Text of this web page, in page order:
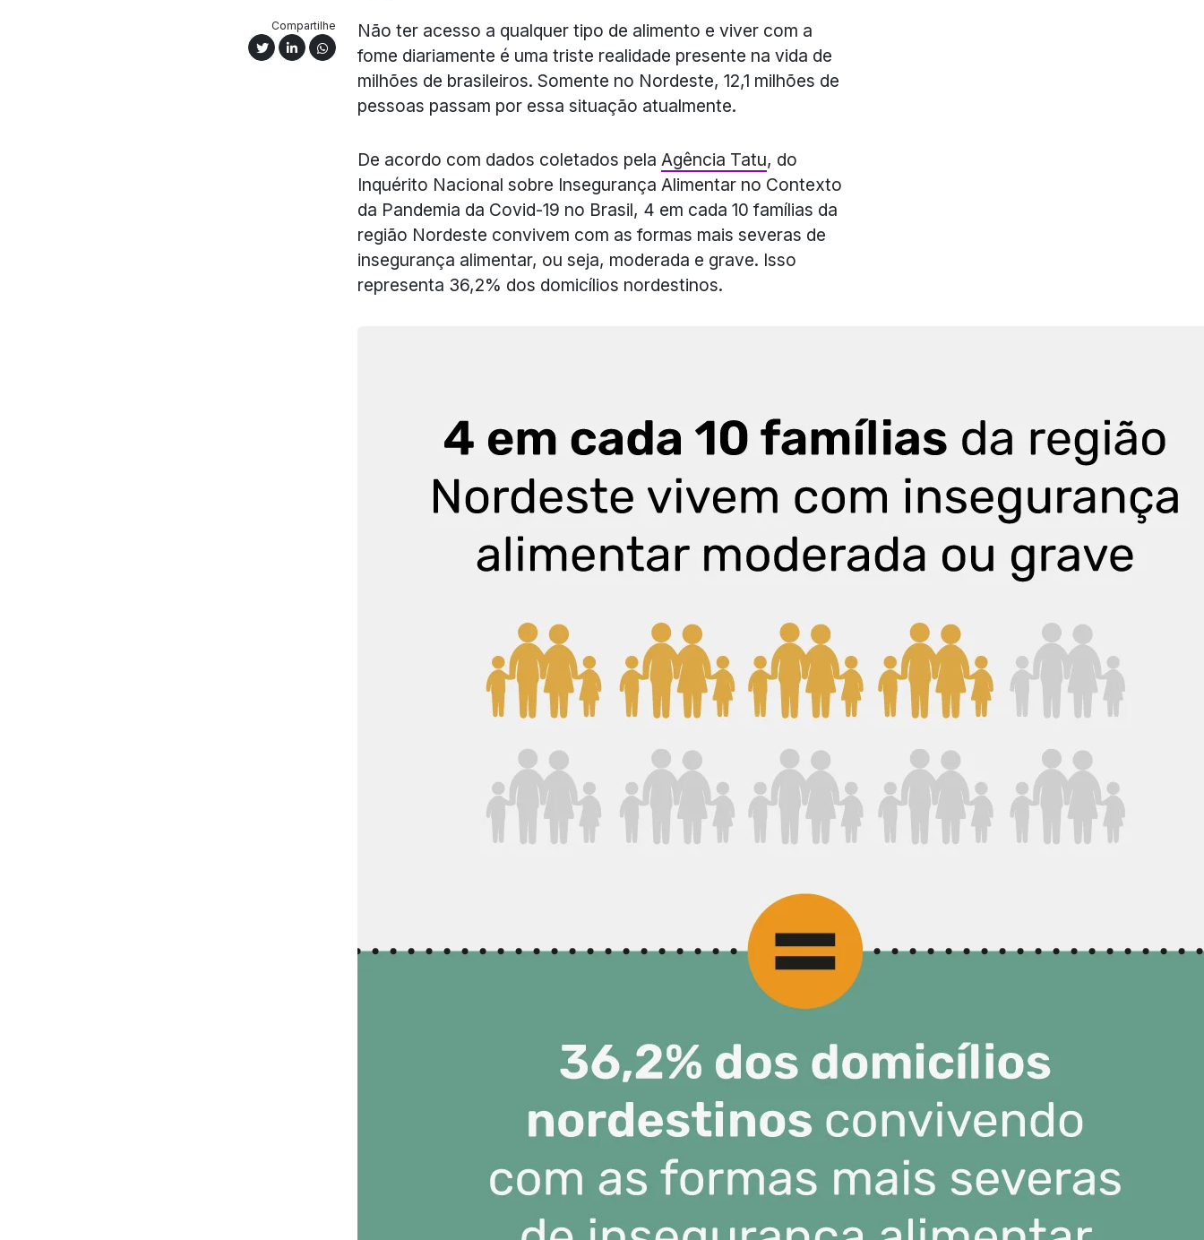
Compartilhe
Não ter acesso a qualquer tipo de alimento e viver com a
fome diariamente é uma triste realidade presente na vida de
milhões de brasileiros. Somente no Nordeste, 12,1 milhões de
pessoas passam por essa situação atualmente.
De acordo com dados coletados pela Agência Tatu, do
Inquérito Nacional sobre Insegurança Alimentar no Contexto
da Pandemia da Covid-19 no Brasil, 4 em cada 10 famílias da
região Nordeste convivem com as formas mais severas de
insegurança alimentar, ou seja, moderada e grave. Isso
representa 36,2% dos domicílios nordestinos.